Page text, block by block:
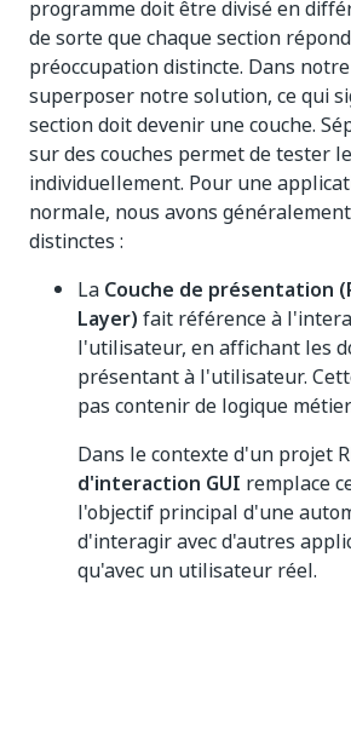
programme doit être divisé en
de sorte que chaque section
préoccupation distincte. Dans
superposer notre solution, ce qui
section doit devenir une couche.
sur des couches permet de tester
individuellement. Pour une
normale, nous avons
distinctes :
La Couche de présentation
Layer) fait référence à
l'utilisateur, en affichant les
présentant à l'utilisateur.
pas contenir de logique
Dans le contexte d'un projet
d'interaction GUI remplace
l'objectif principal d'une
d'interagir avec d'autres
qu'avec un utilisateur réel.